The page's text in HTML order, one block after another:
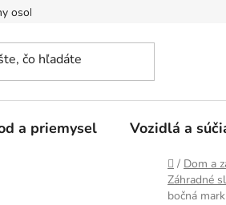
osobných údajov
a priemysel Vozidlá a
Domov
/ Dom a
Záhradné
bočná